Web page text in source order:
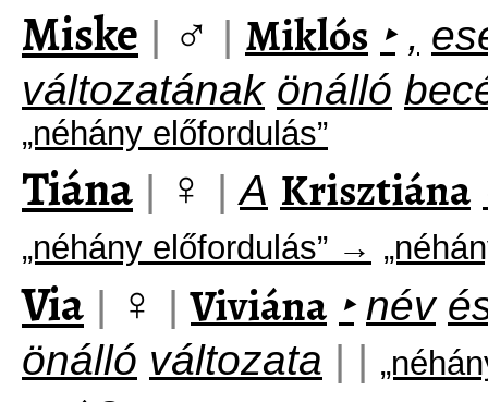
Miske | ♂ | Miklós ‣ ,
változatának önálló
„néhány előfordulás”
Tiána | ♀ | A Krisztiána
„néhány előfordulás” →
Via | ♀ | Viviána ‣ név
önálló változata | |